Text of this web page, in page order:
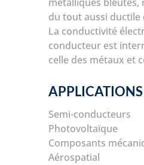
du tout aussi ductile
La conductivité
conducteur est
celle des métaux et
APPLICATIONS
Semi-conducteurs
Photovoltaïque
Composants
Aérospatial